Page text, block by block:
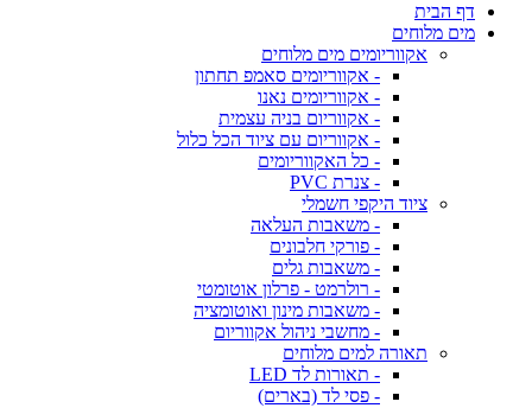
דף הבית
מים מלוחים
אקווריומים מים מלוחים
- אקווריומים סאמפ תחתון
- אקווריומים נאנו
- אקווריום בניה עצמית
- אקווריום עם ציוד הכל כלול
- כל האקווריומים
- צנרת PVC
ציוד היקפי חשמלי
- משאבות העלאה
- פורקי חלבונים
- משאבות גלים
- רולרמט - פרלון אוטומטי
- משאבות מינון ואוטומציה
- מחשבי ניהול אקווריום
תאורה למים מלוחים
- תאורות לד LED
- פסי לד (בארים)